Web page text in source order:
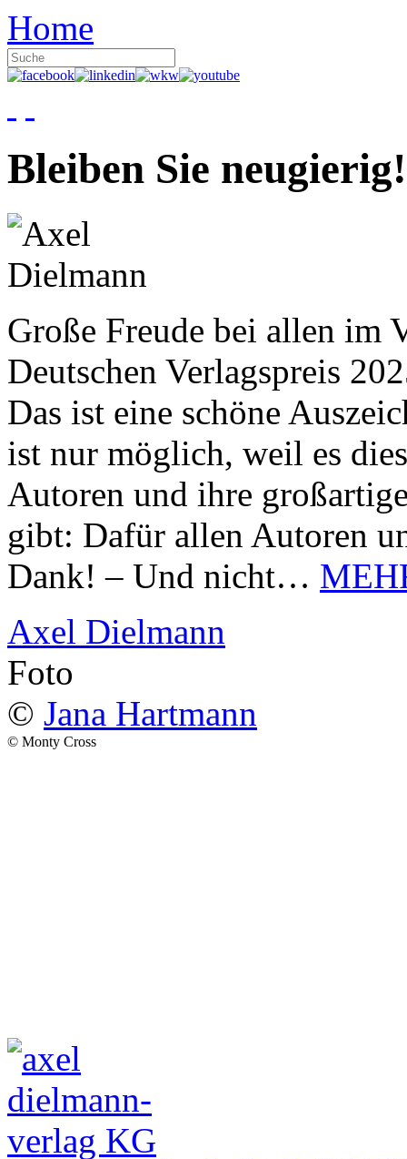
Home
Bleiben Sie neugierig!
Große Freude bei allen im
Deutschen Verlagspreis
Das ist eine schöne
ist nur möglich, weil es
Autoren und ihre
gibt: Dafür allen Autoren
Dank! – Und nicht…
Axel Dielmann
Foto
© Jana Hartmann
© Monty Cross